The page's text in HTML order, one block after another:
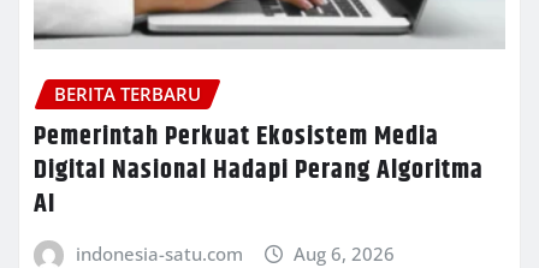
BERITA TERBARU
Pemerintah Perkuat Ekosistem Media
Digital Nasional Hadapi Perang Algoritma
AI
indonesia-satu.com Aug 6, 2026